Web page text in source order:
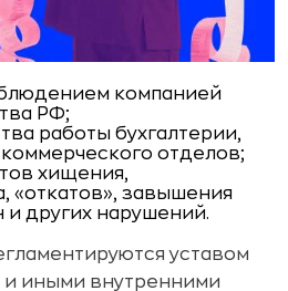
компанией
РФ;
работы бухгалтерии,
отделов;
хищения,
«откатов», завышения
и других нарушений.
уставом
иными внутренними